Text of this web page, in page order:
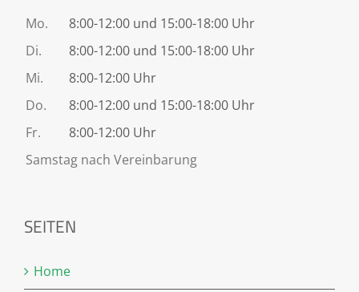
Mo.
8:00-12:00 und 15:00-18:00 Uhr
Di.
8:00-12:00 und 15:00-18:00 Uhr
Mi.
8:00-12:00 Uhr
Do.
8:00-12:00 und 15:00-18:00 Uhr
Fr.
8:00-12:00 Uhr
Samstag nach Vereinbarung
SEITEN
Home